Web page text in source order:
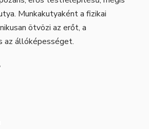
Munkakutyaként a fizikai
ötvözi az erőt, a
az állóképességet.